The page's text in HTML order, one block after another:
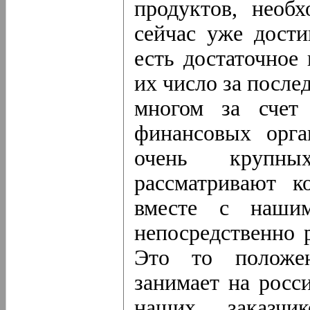
продуктов,
сейчас уже
есть
их число за
многом за счет
финансовых
очень
рассматривают
вместе с
Это то
занимает на